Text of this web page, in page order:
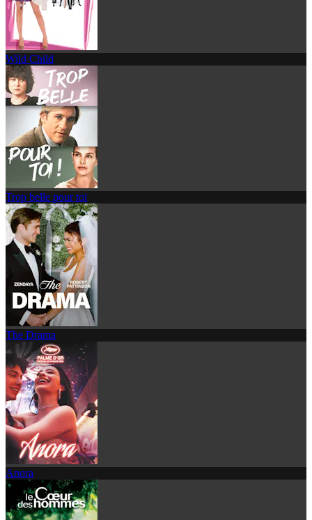
Wild Child
Trop belle pour toi
The Drama
Anora